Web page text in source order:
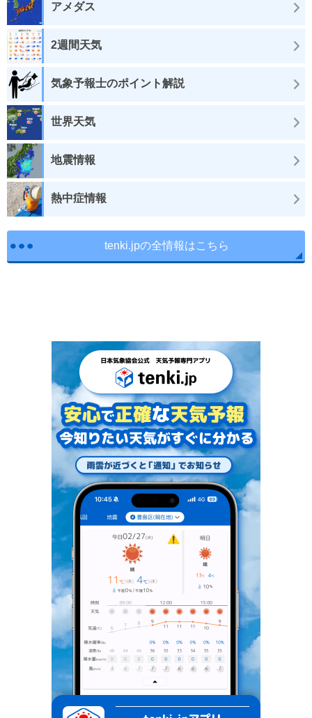
アメダス
2週間天気
気象予報士のポイント解説
世界天気
地震情報
熱中症情報
tenki.jpの全情報はこちら